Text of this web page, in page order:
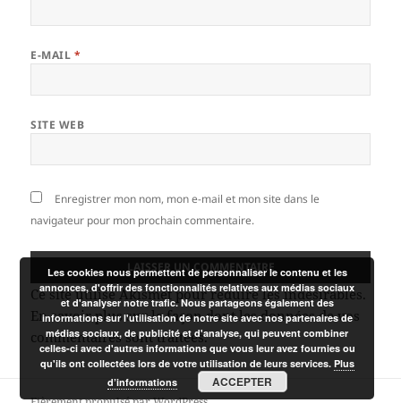
E-MAIL *
SITE WEB
Enregistrer mon nom, mon e-mail et mon site dans le
navigateur pour mon prochain commentaire.
Ce site utilise Akismet pour réduire les indésirables.
En savoir plus sur la façon dont les données de vos
commentaires sont traitées.
Les cookies nous permettent de personnaliser le contenu et les
annonces, d'offrir des fonctionnalités relatives aux médias sociaux
et d'analyser notre trafic. Nous partageons également des
informations sur l'utilisation de notre site avec nos partenaires de
médias sociaux, de publicité et d'analyse, qui peuvent combiner
celles-ci avec d'autres informations que vous leur avez fournies ou
qu'ils ont collectées lors de votre utilisation de leurs services. Plus
d’informations
ACCEPTER